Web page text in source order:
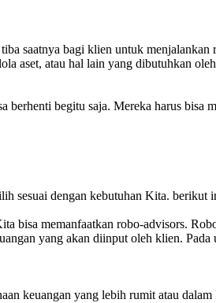
saatnya bagi klien untuk
aset, atau hal lain yang dibutuhkan
begitu saja. Mereka harus bisa
sesuai dengan kebutuhan Kita. berikut
bisa memanfaatkan robo-advisors.
yang akan diinput oleh klien.
keuangan yang lebih rumit atau